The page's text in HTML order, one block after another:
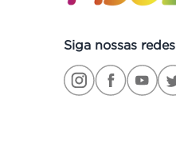
Siga nossas redes